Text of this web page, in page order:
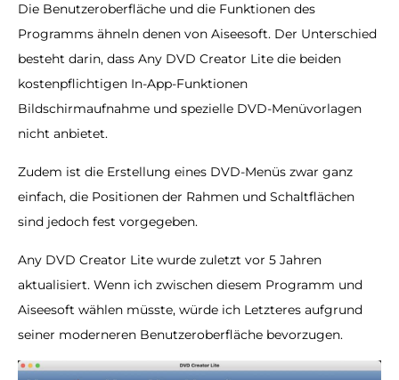
Die Benutzeroberfläche und die Funktionen des
Programms ähneln denen von Aiseesoft. Der Unterschied
besteht darin, dass Any DVD Creator Lite die beiden
kostenpflichtigen In-App-Funktionen
Bildschirmaufnahme und spezielle DVD-Menüvorlagen
nicht anbietet.
Zudem ist die Erstellung eines DVD-Menüs zwar ganz
einfach, die Positionen der Rahmen und Schaltflächen
sind jedoch fest vorgegeben.
Any DVD Creator Lite wurde zuletzt vor 5 Jahren
aktualisiert. Wenn ich zwischen diesem Programm und
Aiseesoft wählen müsste, würde ich Letzteres aufgrund
seiner moderneren Benutzeroberfläche bevorzugen.